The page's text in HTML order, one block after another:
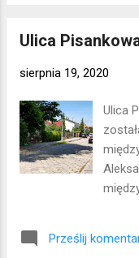
Ulica
sierpnia 19, 2020
Ulica
Prześlij